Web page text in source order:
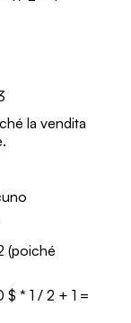
la vendita
(poiché
* 1 / 2 + 1 =